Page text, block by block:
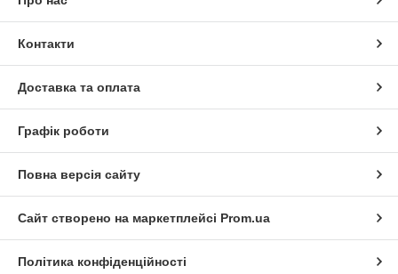
Контакти
Доставка та оплата
Графік роботи
Повна версія сайту
Сайт створено на маркетплейсі Prom.ua
Політика конфіденційності